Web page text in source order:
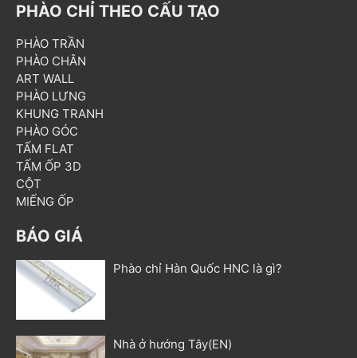
PHÀO CHỈ THEO CẤU TẠO
PHÀO TRẦN
PHÀO CHÂN
ART WALL
PHÀO LƯNG
KHUNG TRANH
PHÀO GÓC
TẤM FLAT
TẤM ỐP 3D
CỘT
MIẾNG ỐP
BÁO GIÁ
Phào chỉ Hàn Quốc HNC là gì?
Nhà ở hướng Tây(EN)